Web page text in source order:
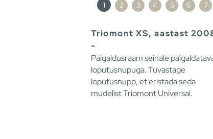
1 2 3 4 5 6 7
Triomont XS, aastast
-
Paigaldusraam seinale
loputusnupuga. Tuvastage
loputusnupp, et eristada seda
mudelist Triomont Universal.